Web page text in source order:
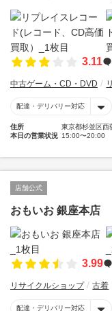
3.11
中古ゲーム・CD・DVD
配達・デリバリー対応
住所
東京都杉並区西
本日の営業状況 15:00〜20:00
店舗公式
おもいお 銀座本店
3.99
リサイクルショップ 古着
配達・デリバリー対応